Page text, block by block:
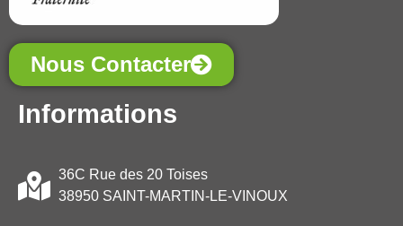
Nous Contacter
Informations
36C Rue des 20 Toises
38950 SAINT-MARTIN-LE-VINOUX